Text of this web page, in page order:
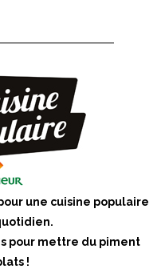
une cuisine populaire
pour mettre du piment
!